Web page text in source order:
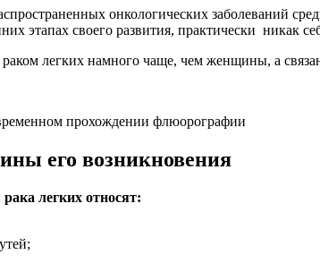
онкологических заболеваний
этапах своего развития, практически никак
легких намного чаще, чем женщины, а
прохождении флюорографии
его возникновения
легких относят: